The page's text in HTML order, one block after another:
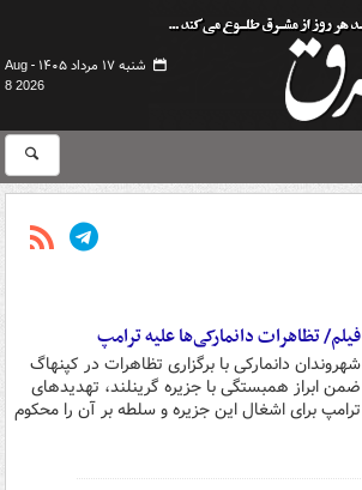
شنبه ۱۷ مرداد ۱۴۰۵ -
Aug
8 2026
فیلم/ تظاهرات دانمارکی‌ها علیه ترامپ
شهروندان دانمارکی با برگزاری تظاهرات در کپنهاگ
ضمن ابراز همبستگی با جزیره گرینلند، تهدیدهای
ترامپ برای اشغال این جزیره و سلطه بر آن را محکوم